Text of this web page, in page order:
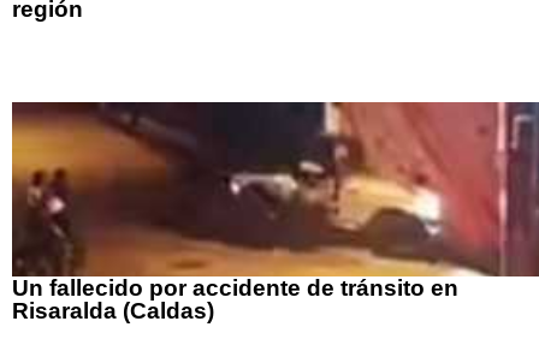
región
Un fallecido por accidente de tránsito en
Risaralda (Caldas)